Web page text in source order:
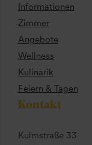
Informationen
Zimmer
Angebote
Wellness
Kulinarik
Feiern & Tagen
Kontakt
Kulmstraße 33